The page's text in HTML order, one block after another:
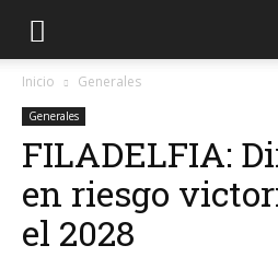
Inicio Generales
Generales
FILADELFIA:
en riesgo
el 2028